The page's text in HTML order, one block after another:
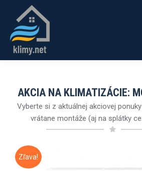
AKCIA NA KLIMATIZÁCIE:
Vyberte si z aktuálnej akciovej
vrátane montáže (aj na splátky
Zľava!